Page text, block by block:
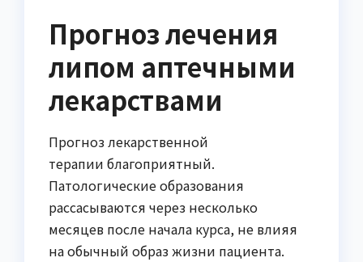
Прогноз лечения
липом аптечными
лекарствами
Прогноз лекарственной
терапии благоприятный.
Патологические образования
рассасываются через несколько
месяцев после начала курса, не влияя
на обычный образ жизни пациента.